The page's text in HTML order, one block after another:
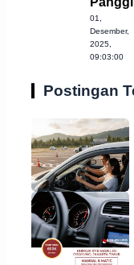
Terbaik
Untuk
01,
Desember,
2025,
09:03:00
Postingan